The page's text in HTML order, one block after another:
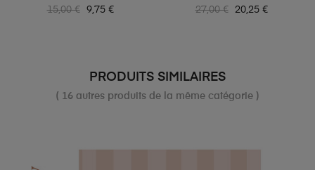
Prix
15,00 € Prix
9,75 €
Mon...
Prix
27,00 € Prix
20,25 €
PRODUITS SIMILAIRES
( 16 autres produits de la même catégorie )